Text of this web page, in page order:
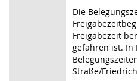
Die
Freigabezeit
gefahren ist. In
Straße/